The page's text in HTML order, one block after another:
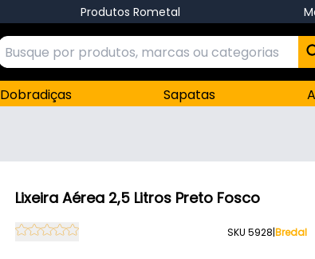
Produtos Rometal
Dobradiças Sapatas
Lixeira Aérea 2,5 Litros Preto Fosco
SKU 5928|Bredal